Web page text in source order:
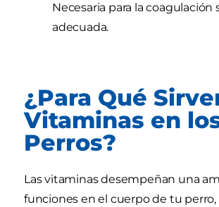
Necesaria para la coagulación
adecuada.
¿Para Qué
Vitaminas en
Perros?
Las vitaminas desempeñan una
funciones en el cuerpo de tu